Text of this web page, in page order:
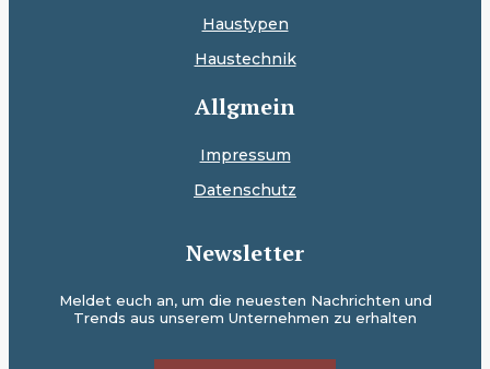
Haustypen
Haustechnik
Allgmein
Impressum
Datenschutz
Newsletter
Meldet euch an, um die neuesten Nachrichten und
Trends aus unserem Unternehmen zu erhalten